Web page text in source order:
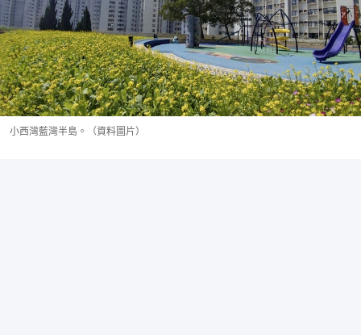
小西灣藍灣半島。（資料圖片）